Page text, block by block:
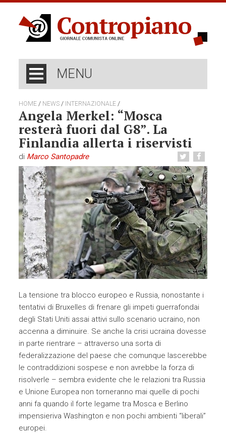
MENU
HOME / NEWS / INTERNAZIONALE /
Angela Merkel: “Mosca
resterà fuori dal G8”. La
Finlandia allerta i riservisti
di Marco Santopadre
La tensione tra blocco europeo e Russia, nonostante i
tentativi di Bruxelles di frenare gli impeti guerrafondai
degli Stati Uniti assai attivi sullo scenario ucraino, non
accenna a diminuire. Se anche la crisi ucraina dovesse
in parte rientrare – attraverso una sorta di
federalizzazione del paese che comunque lascerebbe
le contraddizioni sospese e non avrebbe la forza di
risolverle – sembra evidente che le relazioni tra Russia
e Unione Europea non torneranno mai quelle di pochi
anni fa quando il forte legame tra Mosca e Berlino
impensieriva Washington e non pochi ambienti “liberali”
europei.